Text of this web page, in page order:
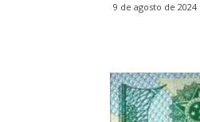
9 de agosto de 2024